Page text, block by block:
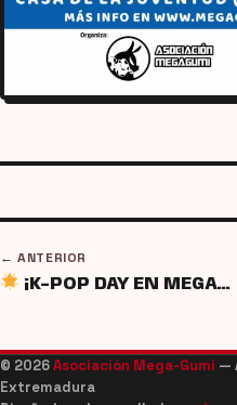
← ANTERIOR
¡K-POP DAY EN MEGAGUMI!
© 2026Asociación Mega-Gumi —
Extremadura